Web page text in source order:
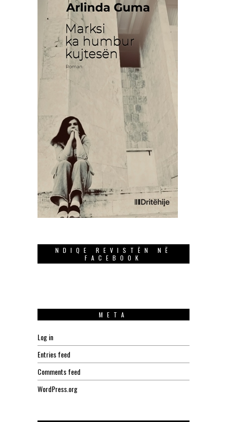
NDIQE REVISTËN NË
FACEBOOK
META
Log in
Entries feed
Comments feed
WordPress.org